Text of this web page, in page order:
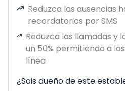
Reduzca las ausencias
recordatorios por SMS
Reduzca las llamadas y
un 50% permitiendo a
línea
¿Sois dueño de este